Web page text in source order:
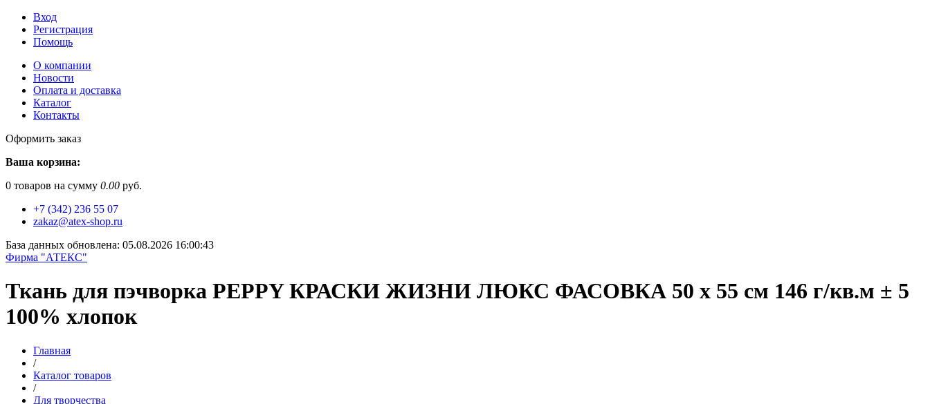
Вход
Регистрация
Помощь
О компании
Новости
Оплата и доставка
Каталог
Контакты
Оформить заказ
Ваша корзина:
0 товаров на сумму 0.00 руб.
+7 (342) 236 55 07
zakaz@atex-shop.ru
База данных обновлена: 05.08.2026 16:00:43
Фирма "АТЕКС"
Ткань для пэчворка PEPPY КРАСКИ ЖИЗНИ ЛЮКС ФАСОВКА 50 x 55 см 146 г/кв.м ± 5
100% хлопок
Главная
/
Каталог товаров
/
Для творчества